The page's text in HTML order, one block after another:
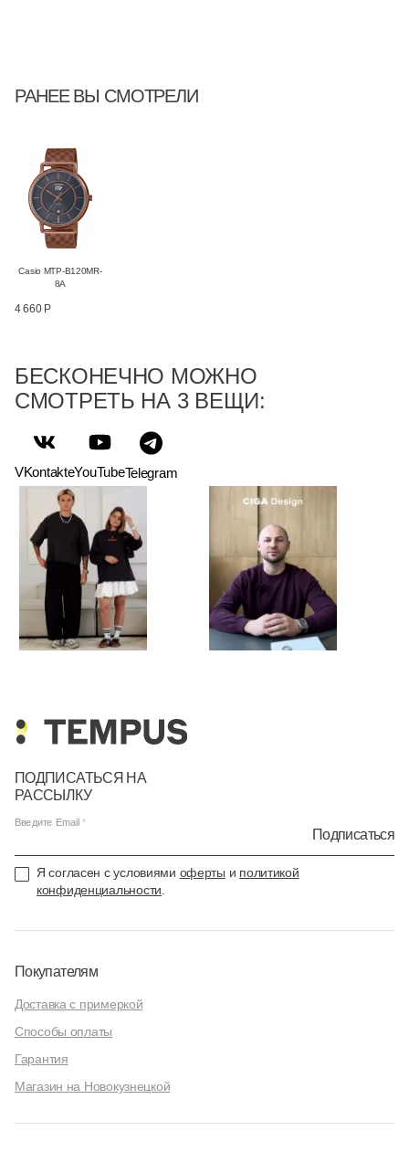
РАНЕЕ ВЫ СМОТРЕЛИ
Casio MTP-B120MR-
8A
4 660 Р
БЕСКОНЕЧНО МОЖНО
СМОТРЕТЬ НА 3 ВЕЩИ:
VKontakteYouTubeTelegram
ПОДПИСАТЬСЯ НА
РАССЫЛКУ
Введите Email
Подписаться
Я согласен с условиями оферты и политикой
конфиденциальности
Покупателям
Доставка с примеркой
Способы оплаты
Гарантия
Магазин на Новокузнецкой